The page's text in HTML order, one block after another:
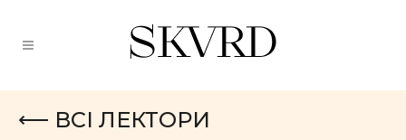
⟵ ВСІ ЛЕКТОРИ